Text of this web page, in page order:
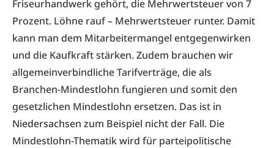
Friseurhandwerk gehört, die Mehrwertsteuer von 7
Prozent. Löhne rauf – Mehrwertsteuer runter. Damit
kann man dem Mitarbeitermangel entgegenwirken
und die Kaufkraft stärken. Zudem brauchen wir
allgemeinverbindliche Tarifverträge, die als
Branchen-Mindestlohn fungieren und somit den
gesetzlichen Mindestlohn ersetzen. Das ist in
Niedersachsen zum Beispiel nicht der Fall. Die
Mindestlohn-Thematik wird für parteipolitische